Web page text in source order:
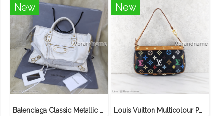
New
Balenciaga Classic Metallic Edge City Bag
New
Louis Vuitton Multicolour Pochette Canvas